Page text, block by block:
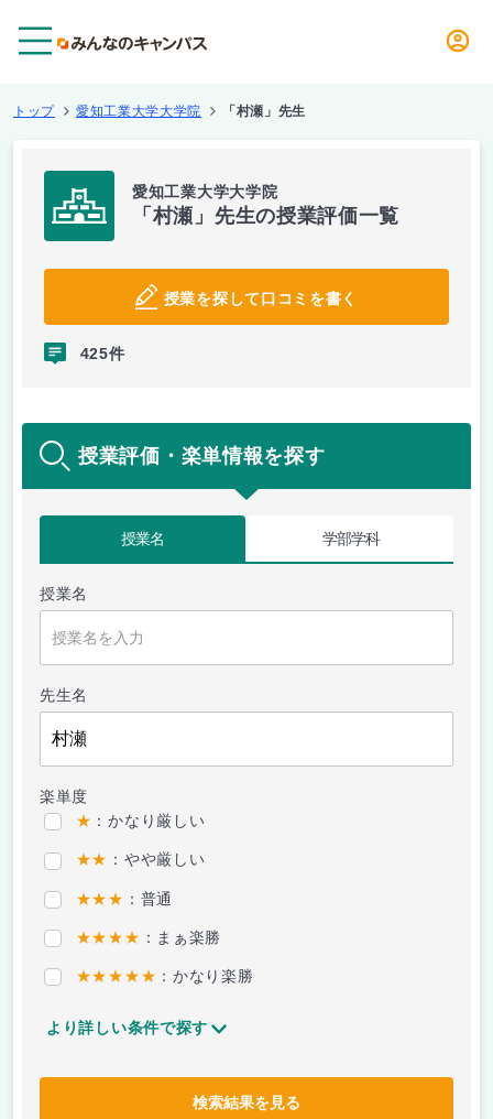
トップ 愛知工業大学大学院 「村瀬」先生
愛知工業大学大学院
「村瀬」先生の授業評価一覧
授業を探して口コミを書く
425件
授業評価・楽単情報を探す
授業名 学部学科
授業名
先生名
楽単度
★ ：かなり厳しい
★★ ：やや厳しい
★★★ ：普通
★★★★ ：まぁ楽勝
★★★★★ ：かなり楽勝
より詳しい条件で探す
検索結果を見る